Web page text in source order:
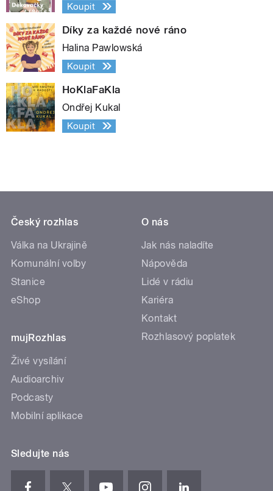
Koupit
Díky za každé nové ráno
Halina Pawlowská
Koupit
HoKlaFaKla
Ondřej Kukal
Koupit
Český rozhlas
Válka na Ukrajině
Komunální volby
Stanice
eShop
mujRozhlas
Živé vysílání
Audioarchiv
Podcasty
Mobilní aplikace
O nás
Jak nás naladíte
Nápověda
Lidé v rádiu
Kariéra
Kontakt
Rozhlasový poplatek
Sledujte nás